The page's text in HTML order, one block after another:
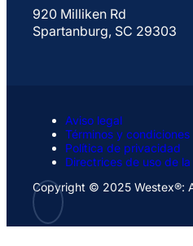
920 Milliken Rd
Spartanburg, SC 29303
Aviso legal
Términos y condiciones
Política de privacidad
Directrices de uso de la
Copyright © 2025 Westex®: